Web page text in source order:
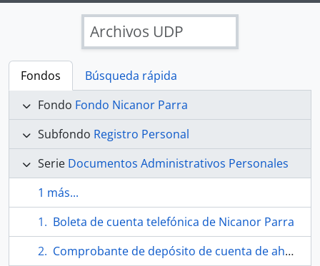
Archivos UDP
Fondos
Búsqueda rápida
Fondo Fondo Nicanor Parra
Subfondo Registro Personal
Serie Documentos Administrativos Personales
1 más...
Boleta de cuenta telefónica de Nicanor Parra
Comprobante de depósito de cuenta de ahorro de Nicanor Parra